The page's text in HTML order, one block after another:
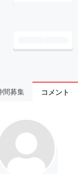
間募集 コメント